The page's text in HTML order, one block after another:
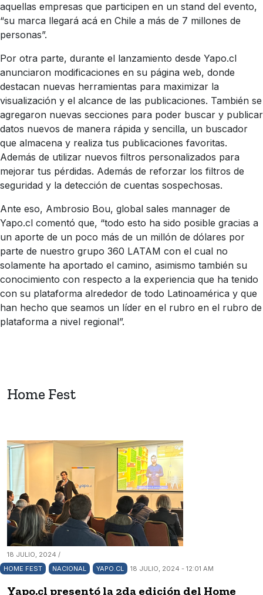
aquellas empresas que participen en un stand del evento,
“su marca llegará acá en Chile a más de 7 millones de
personas”.
Por otra parte, durante el lanzamiento desde Yapo.cl
anunciaron modificaciones en su página web, donde
destacan nuevas herramientas para maximizar la
visualización y el alcance de las publicaciones. También se
agregaron nuevas secciones para poder buscar y publicar
datos nuevos de manera rápida y sencilla, un buscador
que almacena y realiza tus publicaciones favoritas.
Además de utilizar nuevos filtros personalizados para
mejorar tus pérdidas. Además de reforzar los filtros de
seguridad y la detección de cuentas sospechosas.
Ante eso, Ambrosio Bou, global sales mannager de
Yapo.cl comentó que, “todo esto ha sido posible gracias a
un aporte de un poco más de un millón de dólares por
parte de nuestro grupo 360 LATAM con el cual no
solamente ha aportado el camino, asimismo también su
conocimiento con respecto a la experiencia que ha tenido
con su plataforma alrededor de todo Latinoamérica y que
han hecho que seamos un líder en el rubro en el rubro de
plataforma a nivel regional”.
Home Fest
18 JULIO, 2024 /
HOME FEST
NACIONAL YAPO.CL 18 JULIO, 2024 - 12:01 AM
Yapo.cl presentó la 2da edición del Home